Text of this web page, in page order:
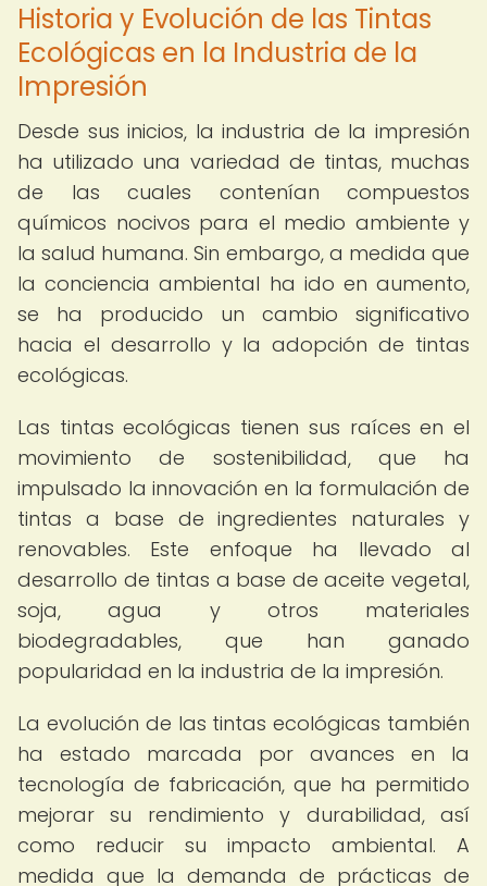
Historia y Evolución de las Tintas
Ecológicas en la Industria de la
Impresión
Desde sus inicios, la industria de la impresión
ha utilizado una variedad de tintas, muchas
de las cuales contenían compuestos
químicos nocivos para el medio ambiente y
la salud humana. Sin embargo, a medida que
la conciencia ambiental ha ido en aumento,
se ha producido un cambio significativo
hacia el desarrollo y la adopción de tintas
ecológicas.
Las tintas ecológicas tienen sus raíces en el
movimiento de sostenibilidad, que ha
impulsado la innovación en la formulación de
tintas a base de ingredientes naturales y
renovables. Este enfoque ha llevado al
desarrollo de tintas a base de aceite vegetal,
soja, agua y otros materiales
biodegradables, que han ganado
popularidad en la industria de la impresión.
La evolución de las tintas ecológicas también
ha estado marcada por avances en la
tecnología de fabricación, que ha permitido
mejorar su rendimiento y durabilidad, así
como reducir su impacto ambiental. A
medida que la demanda de prácticas de